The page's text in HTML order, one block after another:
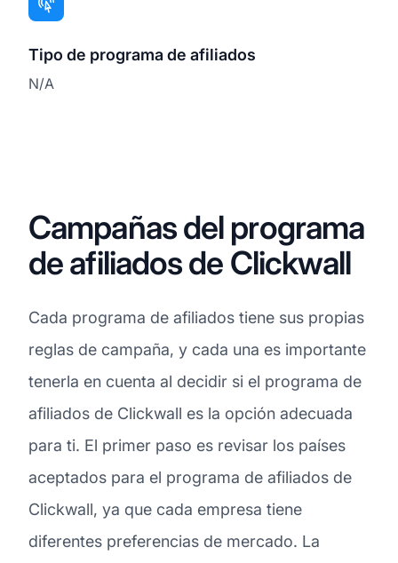
Tipo de programa de afiliados
N/A
Campañas del programa
de afiliados de Clickwall
Cada programa de afiliados tiene sus propias
reglas de campaña, y cada una es importante
tenerla en cuenta al decidir si el programa de
afiliados de Clickwall es la opción adecuada
para ti. El primer paso es revisar los países
aceptados para el programa de afiliados de
Clickwall, ya que cada empresa tiene
diferentes preferencias de mercado. La